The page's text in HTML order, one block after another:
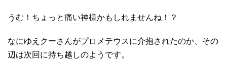
うむ！ちょっと痛い神様かもしれませんね！？
なにゆえクーさんがプロメテウスに介抱されたのか、その
辺は次回に持ち越しのようです。